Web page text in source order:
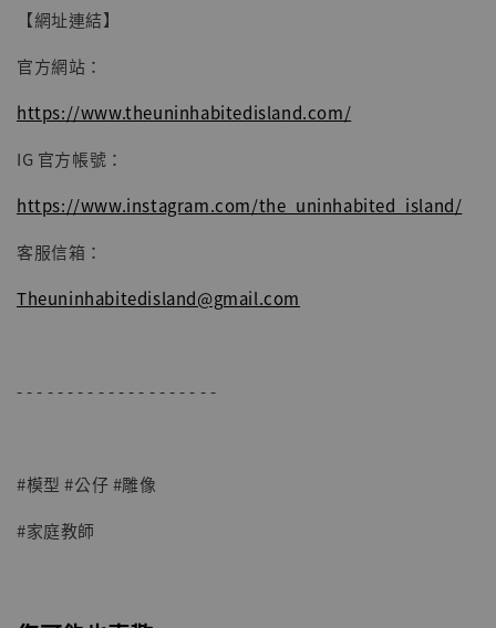
【網址連結】
官方網站：
https://www.theuninhabitedisland.com/
IG 官方帳號：
https://www.instagram.com/the_uninhabited_island/
客服信箱：
Theuninhabitedisland@gmail.com
- - - - - - - - - - - - - - - - - - - -
#模型 #公仔 #雕像
#家庭教師